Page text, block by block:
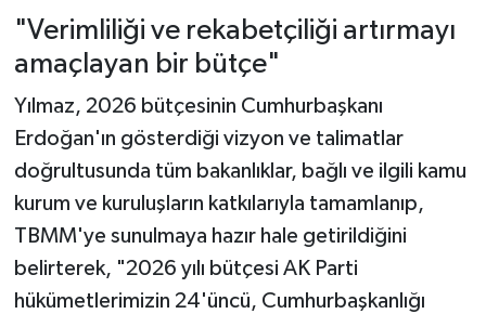
"Verimliliği ve rekabetçiliği artırmayı
amaçlayan bir bütçe"
Yılmaz, 2026 bütçesinin Cumhurbaşkanı
Erdoğan'ın gösterdiği vizyon ve talimatlar
doğrultusunda tüm bakanlıklar, bağlı ve ilgili kamu
kurum ve kuruluşların katkılarıyla tamamlanıp,
TBMM'ye sunulmaya hazır hale getirildiğini
belirterek, "2026 yılı bütçesi AK Parti
hükümetlerimizin 24'üncü, Cumhurbaşkanlığı